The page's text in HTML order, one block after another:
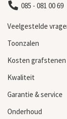
085 - 081 00 69
Veelgestelde
Toonzalen
Kosten grafstenen
Kwaliteit
Garantie & service
Onderhoud